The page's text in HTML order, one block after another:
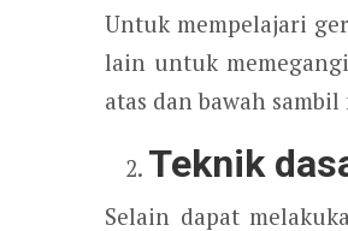
Untuk mempelajari
lain untuk
atas dan bawah
Teknik
Selain dapat